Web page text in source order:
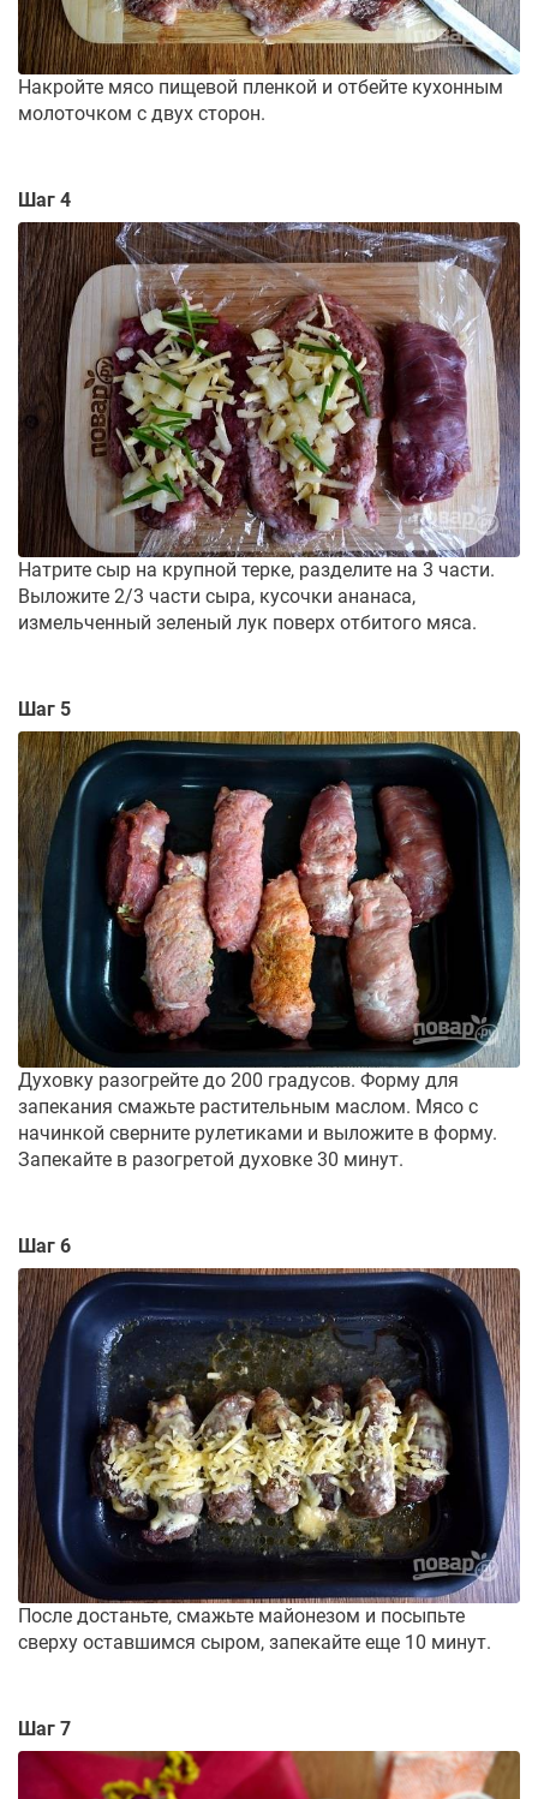
Накройте мясо пищевой пленкой и отбейте кухонным
молоточком с двух сторон.
Шаг 4
Натрите сыр на крупной терке, разделите на 3 части.
Выложите 2/3 части сыра, кусочки ананаса,
измельченный зеленый лук поверх отбитого мяса.
Шаг 5
Духовку разогрейте до 200 градусов. Форму для
запекания смажьте растительным маслом. Мясо с
начинкой сверните рулетиками и выложите в форму.
Запекайте в разогретой духовке 30 минут.
Шаг 6
После достаньте, смажьте майонезом и посыпьте
сверху оставшимся сыром, запекайте еще 10 минут.
Шаг 7